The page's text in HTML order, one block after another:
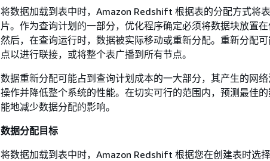
将数据加载到表中时，Amazon Redshift 根据表的分配方式将
片。作为查询计划的一部分，优化程序确定必须将数据块放置在
然后，在查询运行时，数据被实际移动或重新分配。重新分配
点以进行联接，或将整个表广播到所有节点。
数据重新分配可能占到查询计划成本的一大部分，其产生的网
操作并降低整个系统的性能。在切实可行的范围内，预测最佳
能地减少数据分配的影响。
数据分配目标
将数据加载到表中时，Amazon Redshift 根据您在创建表时选